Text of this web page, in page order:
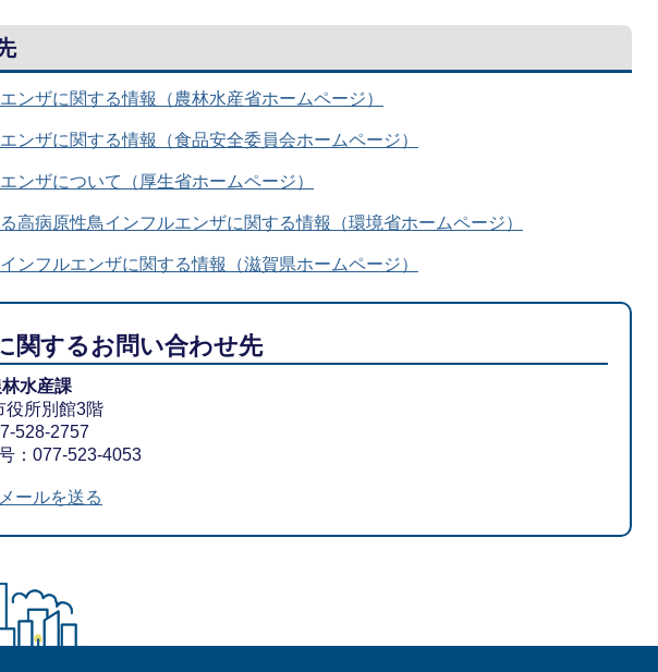
ンザに関する情報（農林水産省ホームページ）
ンザに関する情報（食品安全委員会ホームページ）
ンザについて（厚生省ホームページ）
高病原性鳥インフルエンザに関する情報（環境省ホームページ）
ンフルエンザに関する情報（滋賀県ホームページ）
関するお問い合わせ先
水産課
役所別館3階
528-2757
：077-523-4053
ールを送る